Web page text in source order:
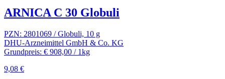
ARNICA C 30 Globuli
PZN: 2801069 / Globuli, 10 g
DHU-Arzneimittel GmbH & Co. KG
Grundpreis: € 908,00 / 1kg
9,08 €